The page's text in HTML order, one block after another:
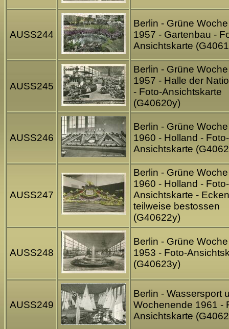
AUSS244
Berlin - Grüne Woche
1957 - Gartenbau -
Ansichtskarte
AUSS245
Berlin - Grüne Woche
1957 - Halle der
- Foto-Ansichtskarte
(G40620y)
AUSS246
Berlin - Grüne Woche
1960 - Holland - Foto-
Ansichtskarte
AUSS247
Berlin - Grüne Woche
1960 - Holland - Foto-
Ansichtskarte - Ecken
teilweise bestossen
(G40622y)
AUSS248
Berlin - Grüne Woche
1953 - Foto-
(G40623y)
AUSS249
Berlin - Wassersport
Wochenende 1961 -
Ansichtskarte